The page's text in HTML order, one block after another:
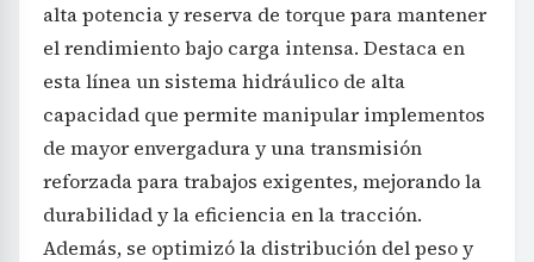
alta potencia y reserva de torque para mantener
el rendimiento bajo carga intensa. Destaca en
esta línea un sistema hidráulico de alta
capacidad que permite manipular implementos
de mayor envergadura y una transmisión
reforzada para trabajos exigentes, mejorando la
durabilidad y la eficiencia en la tracción.
Además, se optimizó la distribución del peso y